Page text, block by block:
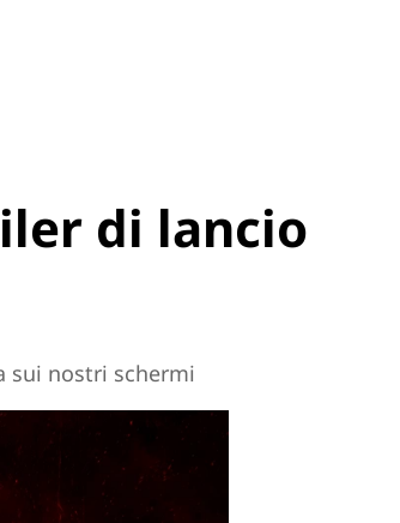
di lancio
sui nostri schermi